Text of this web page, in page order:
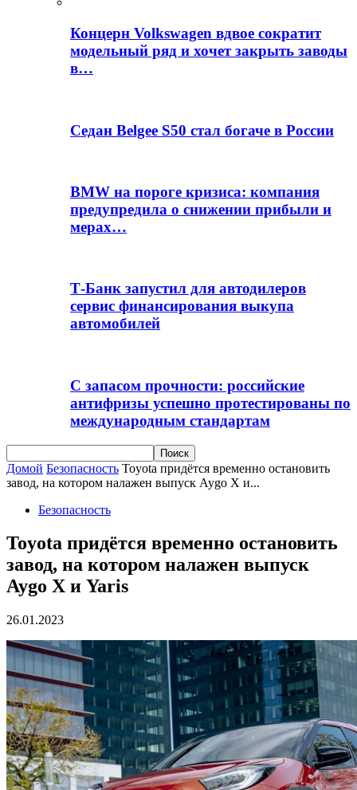
Концерн Volkswagen вдвое сократит
модельный ряд и хочет закрыть заводы
в…
Седан Belgee S50 стал богаче в России
BMW на пороге кризиса: компания
предупредила о снижении прибыли и
мерах…
Т-Банк запустил для автодилеров
сервис финансирования выкупа
автомобилей
С запасом прочности: российские
антифризы успешно протестированы по
международным стандартам
Домой Безопасность Toyota придётся временно остановить
завод, на котором налажен выпуск Aygo X и...
Безопасность
Toyota придётся временно остановить
завод, на котором налажен выпуск
Aygo X и Yaris
26.01.2023